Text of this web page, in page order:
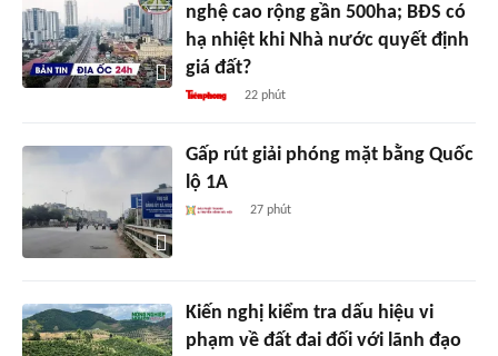
nghệ cao rộng gần 500ha; BĐS có
hạ nhiệt khi Nhà nước quyết định
giá đất?
22 phút
Gấp rút giải phóng mặt bằng Quốc
lộ 1A
27 phút
Kiến nghị kiểm tra dấu hiệu vi
phạm về đất đai đối với lãnh đạo